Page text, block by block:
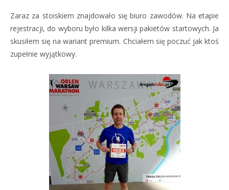
Zaraz za stoiskiem znajdowało się biuro zawodów. Na etapie
rejestracji, do wyboru było kilka wersji pakietów startowych. Ja
skusiłem się na wariant premium. Chciałem się poczuć jak ktoś
zupełnie wyjątkowy.